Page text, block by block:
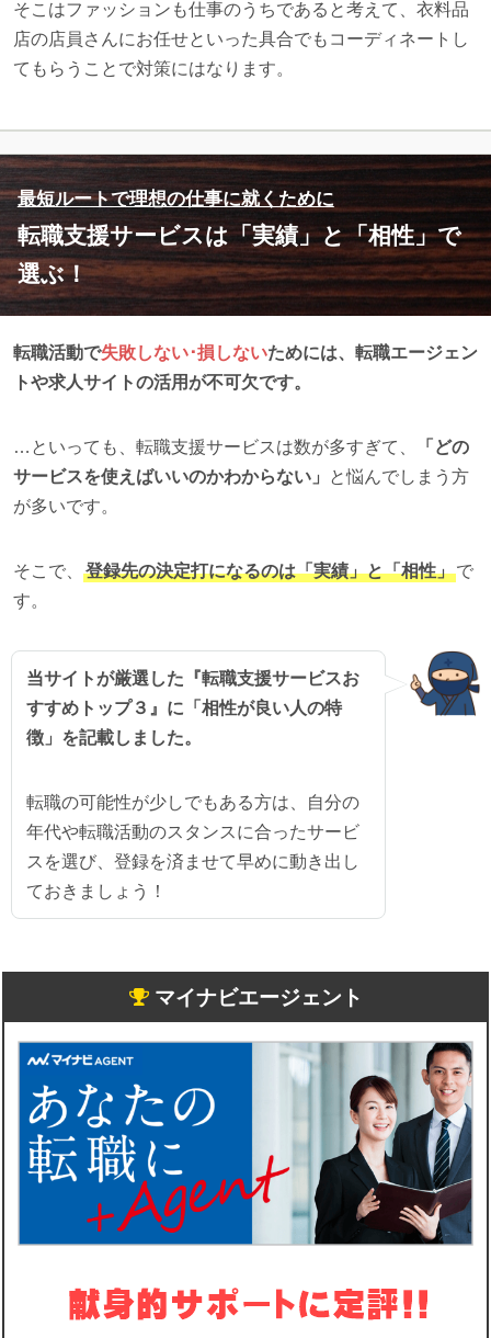
そこはファッションも仕事のうちであると考えて、衣料品
店の店員さんにお任せといった具合でもコーディネートし
てもらうことで対策にはなります。
最短ルートで理想の仕事に就くために
転職支援サービスは「実績」と「相性」で
選ぶ！
転職活動で失敗しない･損しないためには、転職エージェン
トや求人サイトの活用が不可欠です。
…といっても、転職支援サービスは数が多すぎて、
「どの
サービスを使えばいいのかわからない」
と悩んでしまう方
が多いです。
そこで、 登録先の決定打になるのは「実績」と「相性」で
す。
当サイトが厳選した『転職支援サービスお
すすめトップ３』に「相性が良い人の特
徴」を記載しました。
転職の可能性が少しでもある方は、自分の
年代や転職活動のスタンスに合ったサービ
スを選び、登録を済ませて早めに動き出し
ておきましょう！
マイナビエージェント